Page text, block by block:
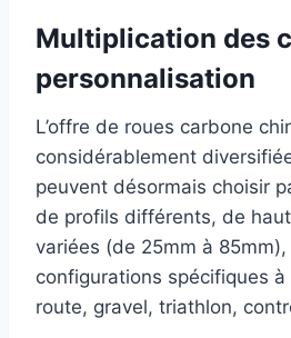
Multiplication des
personnalisation
L’offre de roues carbone
considérablement
peuvent désormais choisir
de profils différents, de
variées (de 25mm à
configurations spécifiques
route, gravel, triathlon,